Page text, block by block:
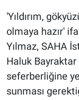
'Yıldırım,
olmaya hazır'
Yılmaz, SAHA
Haluk Bayraktar
seferberliğine
sunması